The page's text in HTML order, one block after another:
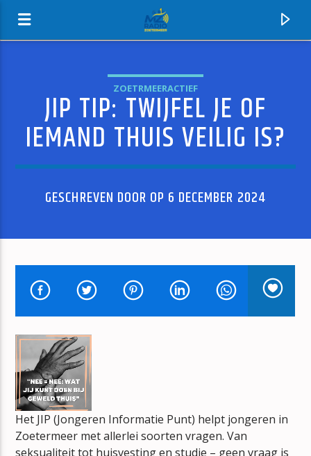
MZ-RADIO
HUIDIG NUMMER
BONT
JAN BERG
mz-radio
ZOETRMEERACTIEF
JIP TIP: TWIJFEL JE OF
IEMAND THUIS VEILIG IS?
GESCHREVEN DOOR OP 6 DECEMBER 2024
Het JIP (Jongeren Informatie Punt) helpt jongeren in
Zoetermeer met allerlei soorten vragen. Van
seksualiteit tot huisvesting en studie – geen vraag is